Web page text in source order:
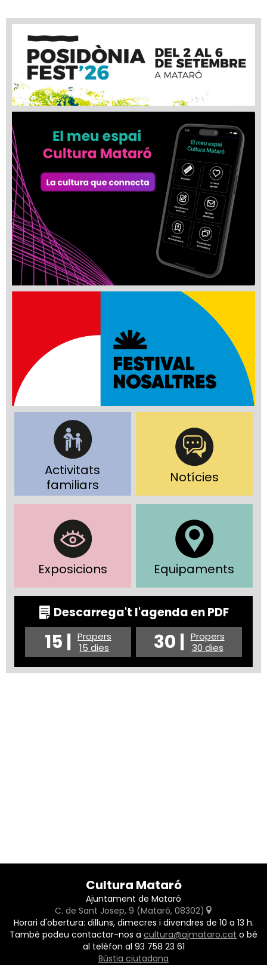
Activitats
familiars
Notícies
Exposicions Equipaments
Descarrega't l'agenda en PDF
15 | Propers
15 dies
30 | Propers
30 dies
Cultura Mataró
Ajuntament de Mataró
C. de Sant Josep, 9 (Mataró, 08302)
Horari d'obertura: dilluns, dimecres i divendres de 10 a 13 h.
També podeu contactar-nos a cultura@ajmataro.cat o bé
al telèfon al 93 758 23 61
Bústia ciutadana